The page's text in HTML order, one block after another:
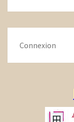
Connexion